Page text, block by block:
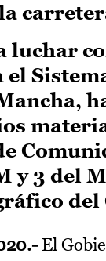
y 3 del
El